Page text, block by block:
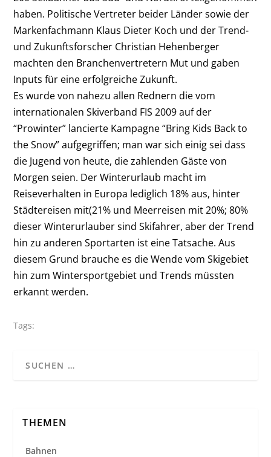
haben. Politische Vertreter beider Länder sowie der
Markenfachmann Klaus Dieter Koch und der Trend-
und Zukunftsforscher Christian Hehenberger
machten den Branchenvertretern Mut und gaben
Inputs für eine erfolgreiche Zukunft.
Es wurde von nahezu allen Rednern die vom
internationalen Skiverband FIS 2009 auf der
“Prowinter” lancierte Kampagne “Bring Kids Back to
the Snow” aufgegriffen; man war sich einig sei dass
die Jugend von heute, die zahlenden Gäste von
Morgen seien. Der Winterurlaub macht im
Reiseverhalten in Europa lediglich 18% aus, hinter
Städtereisen mit(21% und Meerreisen mit 20%; 80%
dieser Winterurlauber sind Skifahrer, aber der Trend
hin zu anderen Sportarten ist eine Tatsache. Aus
diesem Grund brauche es die Wende vom Skigebiet
hin zum Wintersportgebiet und Trends müssten
erkannt werden.
Tags:
THEMEN
Bahnen